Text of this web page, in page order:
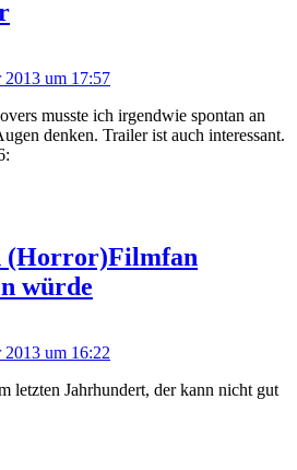
2013 um 17:57
musste ich irgendwie spontan an
denken. Trailer ist auch interessant.
(Horror)Filmfan
würde
2013 um 16:22
letzten Jahrhundert, der kann nicht gut